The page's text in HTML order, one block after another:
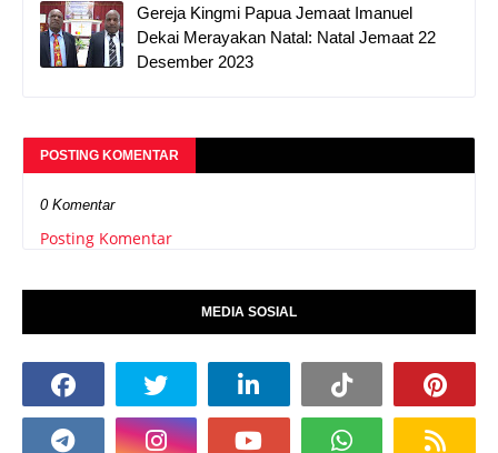
Gereja Kingmi Papua Jemaat Imanuel
Dekai Merayakan Natal: Natal Jemaat 22
Desember 2023
POSTING KOMENTAR
0 Komentar
Posting Komentar
MEDIA SOSIAL